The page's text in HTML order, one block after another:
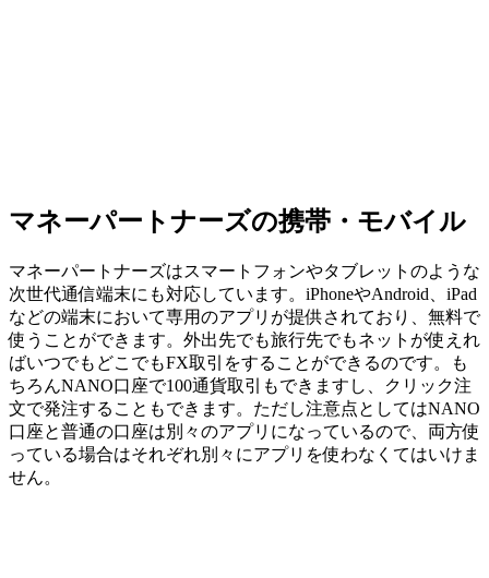
マネーパートナーズの携帯・モバイル
マネーパートナーズはスマートフォンやタブレットのような
次世代通信端末にも対応しています。iPhoneやAndroid、iPad
などの端末において専用のアプリが提供されており、無料で
使うことができます。外出先でも旅行先でもネットが使えれ
ばいつでもどこでもFX取引をすることができるのです。も
ちろんNANO口座で100通貨取引もできますし、クリック注
文で発注することもできます。ただし注意点としてはNANO
口座と普通の口座は別々のアプリになっているので、両方使
っている場合はそれぞれ別々にアプリを使わなくてはいけま
せん。